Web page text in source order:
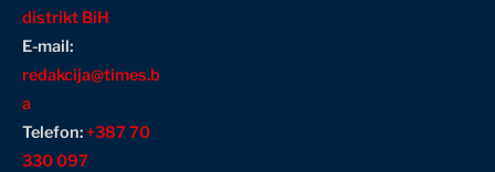
distrikt BiH
E-mail:
redakcija@times.b
a
Telefon:+387 70
330 097